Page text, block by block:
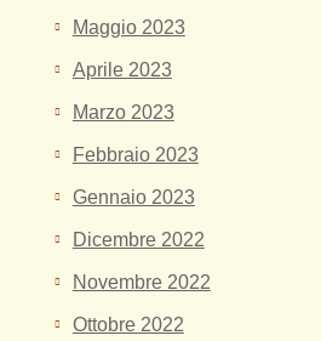
Maggio 2023
Aprile 2023
Marzo 2023
Febbraio 2023
Gennaio 2023
Dicembre 2022
Novembre 2022
Ottobre 2022